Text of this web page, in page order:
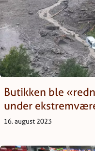
Butikken ble
under
16. august 2023